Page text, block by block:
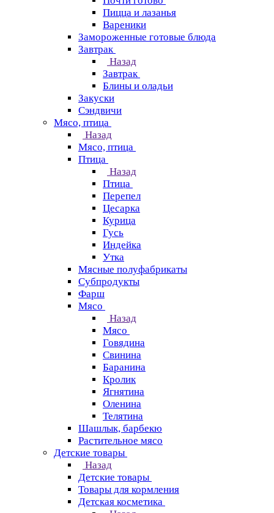
Пицца и лазанья
Вареники
Замороженные готовые блюда
Завтрак
Назад
Завтрак
Блины и оладьи
Закуски
Сэндвичи
Мясо, птица
Назад
Мясо, птица
Птица
Назад
Птица
Перепел
Цесарка
Курица
Гусь
Индейка
Утка
Мясные полуфабрикаты
Субпродукты
Фарш
Мясо
Назад
Мясо
Говядина
Свинина
Баранина
Кролик
Ягнятина
Оленина
Телятина
Шашлык, барбекю
Растительное мясо
Детские товары
Назад
Детские товары
Товары для кормления
Детская косметика